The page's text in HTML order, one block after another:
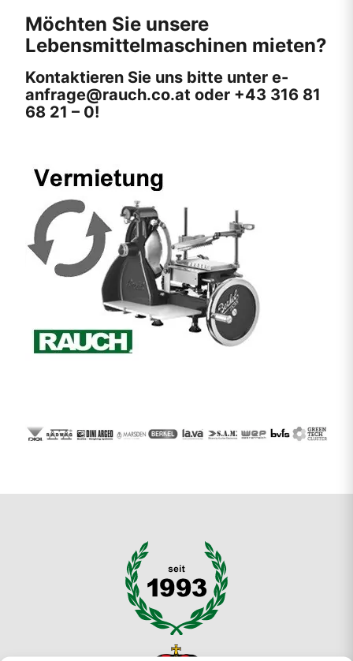
Möchten Sie unsere
Lebensmittelmaschinen mieten?
Kontaktieren Sie uns bitte unter e-
anfrage@rauch.co.at oder +43 316 81
68 21 – 0!